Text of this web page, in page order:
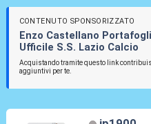
CONTENUTO SPONSORIZZATO
Enzo Castellano
Ufficile S.S. Lazio Calcio
Acquistando tramite questo link
aggiuntivi per te.